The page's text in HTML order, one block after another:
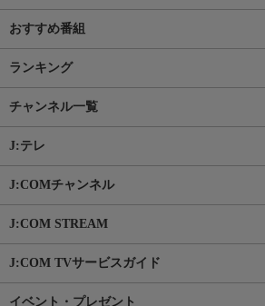
おすすめ番組
ランキング
チャンネル一覧
J:テレ
J:COMチャンネル
J:COM STREAM
J:COM TVサービスガイド
イベント・プレゼント